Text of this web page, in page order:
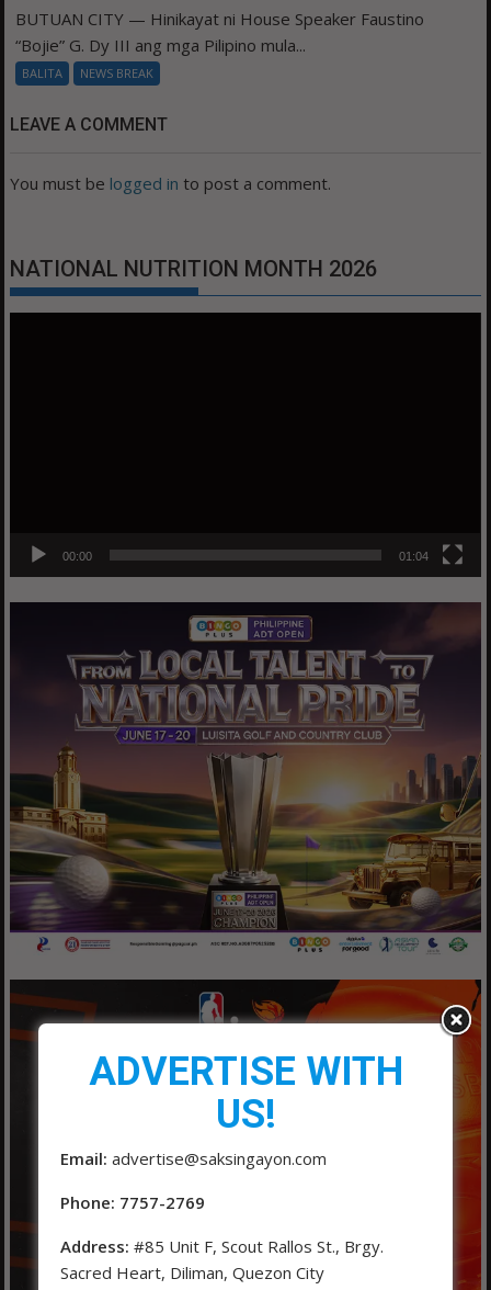
BUTUAN CITY — Hinikayat ni House Speaker Faustino
“Bojie” G. Dy III ang mga Pilipino mula...
BALITA NEWS BREAK
LEAVE A COMMENT
You must be logged in to post a comment.
NATIONAL NUTRITION MONTH 2026
00:00 01:04
ADVERTISE WITH
US!
Email: advertise@saksingayon.com
Phone: 7757-2769
Address: #85 Unit F, Scout Rallos St., Brgy.
Sacred Heart, Diliman, Quezon City